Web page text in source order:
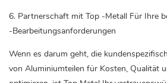
6. Partnerschaft mit Top -Metall Für Ihre
-Bearbeitungsanforderungen
Wenn es darum geht, die
von Aluminiumteilen für Kosten, Qualität